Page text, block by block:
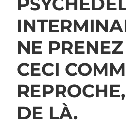
NE
CECI
DE LÀ.